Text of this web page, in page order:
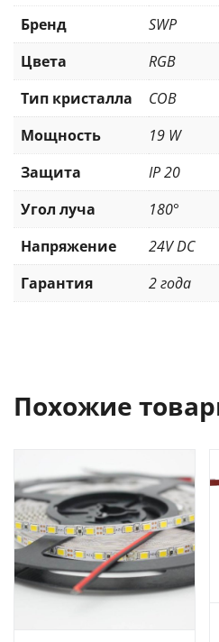
Бренд
SWP
Цвета
RGB
Тип кристалла
COB
Мощность
19 W
Защита
IP 20
Угол луча
180°
Напряжение
24V DC
Гарантия
2 года
Похожие